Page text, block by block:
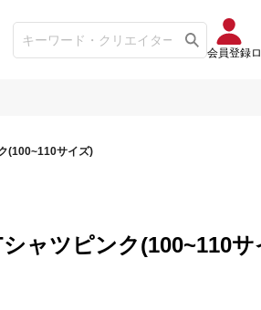
会員登録
(100~110サイズ)
ャツピンク(100~110サ